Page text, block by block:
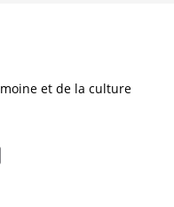
et de la culture